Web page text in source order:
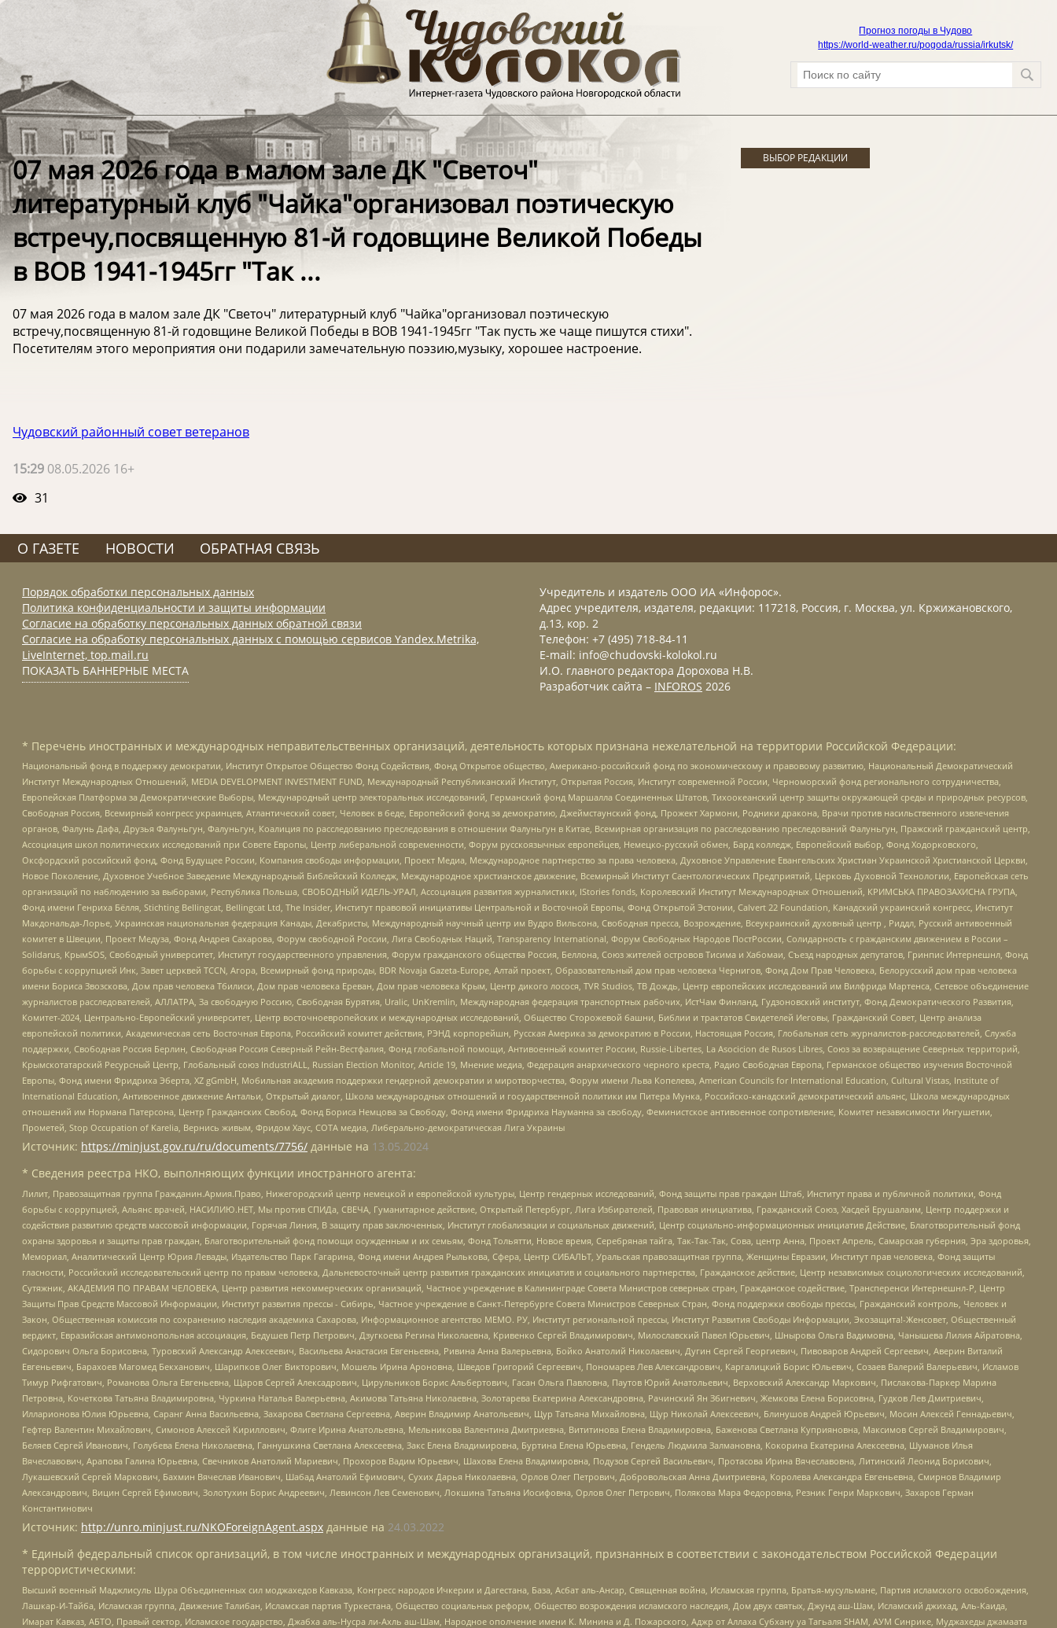
Прогноз погоды в Чудово
https://world-weather.ru/pogoda/russia/irkutsk/
07 мая 2026 года в малом зале ДК "Светоч"
литературный клуб "Чайка"организовал поэтическую
встречу,посвященную 81-й годовщине Великой Победы
в ВОВ 1941-1945гг "Так ...
07 мая 2026 года в малом зале ДК "Светоч" литературный клуб "Чайка"организовал поэтическую
встречу,посвященную 81-й годовщине Великой Победы в ВОВ 1941-1945гг "Так пусть же чаще пишутся стихи".
Посетителям этого мероприятия они подарили замечательную поэзию,музыку, хорошее настроение.
Чудовский районный совет ветеранов
15:29 08.05.2026 16+
31
ВЫБОР РЕДАКЦИИ
О ГАЗЕТЕ НОВОСТИ ОБРАТНАЯ СВЯЗЬ
Порядок обработки персональных данных
Политика конфиденциальности и защиты информации
Согласие на обработку персональных данных обратной связи
Согласие на обработку персональных данных с помощью сервисов Yandex.Metrika,
LiveInternet, top.mail.ru
ПОКАЗАТЬ БАННЕРНЫЕ МЕСТА
Учредитель и издатель ООО ИА «Инфорос».
Адрес учредителя, издателя, редакции: 117218, Россия, г. Москва, ул. Кржижановского,
д.13, кор. 2
Телефон: +7 (495) 718-84-11
E-mail: info@chudovski-kolokol.ru
И.О. главного редактора Дорохова Н.В.
Разработчик сайта – INFOROS 2026
* Перечень иностранных и международных неправительственных организаций, деятельность которых признана нежелательной на территории Российской Федерации:
Национальный фонд в поддержку демократии, Институт Открытое Общество Фонд Содействия, Фонд Открытое общество, Американо-российский фонд по экономическому и правовому развитию, Национальный Демократический
Институт Международных Отношений, MEDIA DEVELOPMENT INVESTMENT FUND, Международный Республиканский Институт, Открытая Россия, Институт современной России, Черноморский фонд регионального сотрудничества,
Европейская Платформа за Демократические Выборы, Международный центр электоральных исследований, Германский фонд Маршалла Соединенных Штатов, Тихоокеанский центр защиты окружающей среды и природных ресурсов,
Свободная Россия, Всемирный конгресс украинцев, Атлантический совет, Человек в беде, Европейский фонд за демократию, Джеймстаунский фонд, Прожект Хармони, Родники дракона, Врачи против насильственного извлечения
органов, Фалунь Дафа, Друзья Фалуньгун, Фалуньгун, Коалиция по расследованию преследования в отношении Фалуньгун в Китае, Всемирная организация по расследованию преследований Фалуньгун, Пражский гражданский центр,
Ассоциация школ политических исследований при Совете Европы, Центр либеральной современности, Форум русскоязычных европейцев, Немецко-русский обмен, Бард колледж, Европейский выбор, Фонд Ходорковского,
Оксфордский российский фонд, Фонд Будущее России, Компания свободы информации, Проект Медиа, Международное партнерство за права человека, Духовное Управление Евангельских Христиан Украинской Христианской Церкви,
Новое Поколение, Духовное Учебное Заведение Международный Библейский Колледж, Международное христианское движение, Всемирный Институт Саентологических Предприятий, Церковь Духовной Технологии, Европейская сеть
организаций по наблюдению за выборами, Республика Польша, СВОБОДНЫЙ ИДЕЛЬ-УРАЛ, Ассоциация развития журналистики, IStories fonds, Королевский Институт Международных Отношений, КРИМСЬКА ПРАВОЗАХИСНА ГРУПА,
Фонд имени Генриха Бёлля, Stichting Bellingcat, Bellingcat Ltd, The Insider, Институт правовой инициативы Центральной и Восточной Европы, Фонд Открытой Эстонии, Calvert 22 Foundation, Канадский украинский конгресс, Институт
Макдональда-Лорье, Украинская национальная федерация Канады, Декабристы, Международный научный центр им Вудро Вильсона, Свободная пресса, Возрождение, Всеукраинский духовный центр , Риддл, Русский антивоенный
комитет в Швеции, Проект Медуза, Фонд Андрея Сахарова, Форум свободной России, Лига Свободных Наций, Transparеncy International, Форум Свободных Народов ПостРоссии, Солидарность с гражданским движением в России –
Solidarus, КрымSOS, Свободный университет, Институт государственного управления, Форум гражданского общества Россия, Беллона, Союз жителей островов Тисима и Хабомаи, Съезд народных депутатов, Гринпис Интернешнл, Фонд
борьбы с коррупцией Инк, Завет церквей TCCN, Агора, Всемирный фонд природы, BDR Novaja Gazeta-Europe, Алтай проект, Образовательный дом прав человека Чернигов, Фонд Дом Прав Человека, Белорусский дом прав человека
имени Бориса Звозскова, Дом прав человека Тбилиси, Дом прав человека Ереван, Дом прав человека Крым, Центр дикого лосося, TVR Studios, ТВ Дождь, Центр европейских исследований им Вилфрида Мартенса, Сетевое объединение
журналистов расследователей, АЛЛАТРА, За свободную Россию, Свободная Бурятия, Uralic, UnKremlin, Международная федерация транспортных рабочих, ИстЧам Финланд, Гудзоновский институт, Фонд Демократического Развития,
Комитет-2024, Центрально-Европейский университет, Центр восточноевропейских и международных исследований, Общество Сторожевой башни, Библии и трактатов Свидетелей Иеговы, Гражданский Совет, Центр анализа
европейской политики, Академическая сеть Восточная Европа, Российский комитет действия, РЭНД корпорейшн, Русская Америка за демократию в России, Настоящая Россия, Глобальная сеть журналистов-расследователей, Служба
поддержки, Свободная Россия Берлин, Свободная Россия Северный Рейн-Вестфалия, Фонд глобальной помощи, Антивоенный комитет России, Russie-Libertes, La Asocicion de Rusos Libres, Союз за возвращение Северных территорий,
Крымскотатарский Ресурсный Центр, Глобальный союз IndustriALL, Russian Election Monitor, Article 19, Мнение медиа, Федерация анархического черного креста, Радио Свободная Европа, Германское общество изучения Восточной
Европы, Фонд имени Фридриха Эберта, XZ gGmbH, Мобильная академия поддержки гендерной демократии и миротворчества, Форум имени Льва Копелева, American Councils for International Education, Cultural Vistas, Institute of
International Education, Антивоенное движение Антальи, Открытый диалог, Школа международных отношений и государственной политики им Питера Мунка, Российско-канадский демократический альянс, Школа международных
отношений им Нормана Патерсона, Центр Гражданских Свобод, Фонд Бориса Немцова за Свободу, Фонд имени Фридриха Науманна за свободу, Феминистское антивоенное сопротивление, Комитет независимости Ингушетии,
Прометей, Stop Occupation of Karelia, Вернись живым, Фридом Хаус, СОТА медиа, Либерально-демократическая Лига Украины
Источник: https://minjust.gov.ru/ru/documents/7756/ данные на 13.05.2024
* Сведения реестра НКО, выполняющих функции иностранного агента:
Лилит, Правозащитная группа Гражданин.Армия.Право, Нижегородский центр немецкой и европейской культуры, Центр гендерных исследований, Фонд защиты прав граждан Штаб, Институт права и публичной политики, Фонд
борьбы с коррупцией, Альянс врачей, НАСИЛИЮ.НЕТ, Мы против СПИДа, СВЕЧА, Гуманитарное действие, Открытый Петербург, Лига Избирателей, Правовая инициатива, Гражданский Союз, Хасдей Ерушалаим, Центр поддержки и
содействия развитию средств массовой информации, Горячая Линия, В защиту прав заключенных, Институт глобализации и социальных движений, Центр социально-информационных инициатив Действие, Благотворительный фонд
охраны здоровья и защиты прав граждан, Благотворительный фонд помощи осужденным и их семьям, Фонд Тольятти, Новое время, Серебряная тайга, Так-Так-Так, Сова, центр Анна, Проект Апрель, Самарская губерния, Эра здоровья,
Мемориал, Аналитический Центр Юрия Левады, Издательство Парк Гагарина, Фонд имени Андрея Рылькова, Сфера, Центр СИБАЛЬТ, Уральская правозащитная группа, Женщины Евразии, Институт прав человека, Фонд защиты
гласности, Российский исследовательский центр по правам человека, Дальневосточный центр развития гражданских инициатив и социального партнерства, Гражданское действие, Центр независимых социологических исследований,
Сутяжник, АКАДЕМИЯ ПО ПРАВАМ ЧЕЛОВЕКА, Центр развития некоммерческих организаций, Частное учреждение в Калининграде Совета Министров северных стран, Гражданское содействие, Трансперенси Интернешнл-Р, Центр
Защиты Прав Средств Массовой Информации, Институт развития прессы - Сибирь, Частное учреждение в Санкт-Петербурге Совета Министров Северных Стран, Фонд поддержки свободы прессы, Гражданский контроль, Человек и
Закон, Общественная комиссия по сохранению наследия академика Сахарова, Информационное агентство МЕМО. РУ, Институт региональной прессы, Институт Развития Свободы Информации, Экозащита!-Женсовет, Общественный
вердикт, Евразийская антимонопольная ассоциация, Бедушев Петр Петрович, Дзугкоева Регина Николаевна, Кривенко Сергей Владимирович, Милославский Павел Юрьевич, Шнырова Ольга Вадимовна, Чанышева Лилия Айратовна,
Сидорович Ольга Борисовна, Туровский Александр Алексеевич, Васильева Анастасия Евгеньевна, Ривина Анна Валерьевна, Бойко Анатолий Николаевич, Дугин Сергей Георгиевич, Пивоваров Андрей Сергеевич, Аверин Виталий
Евгеньевич, Барахоев Магомед Бекханович, Шарипков Олег Викторович, Мошель Ирина Ароновна, Шведов Григорий Сергеевич, Пономарев Лев Александрович, Каргалицкий Борис Юльевич, Созаев Валерий Валерьевич, Исламов
Тимур Рифгатович, Романова Ольга Евгеньевна, Щаров Сергей Алексадрович, Цирульников Борис Альбертович, Гасан Ольга Павловна, Паутов Юрий Анатольевич, Верховский Александр Маркович, Пислакова-Паркер Марина
Петровна, Кочеткова Татьяна Владимировна, Чуркина Наталья Валерьевна, Акимова Татьяна Николаевна, Золотарева Екатерина Александровна, Рачинский Ян Збигневич, Жемкова Елена Борисовна, Гудков Лев Дмитриевич,
Илларионова Юлия Юрьевна, Саранг Анна Васильевна, Захарова Светлана Сергеевна, Аверин Владимир Анатольевич, Щур Татьяна Михайловна, Щур Николай Алексеевич, Блинушов Андрей Юрьевич, Мосин Алексей Геннадьевич,
Гефтер Валентин Михайлович, Симонов Алексей Кириллович, Флиге Ирина Анатольевна, Мельникова Валентина Дмитриевна, Вититинова Елена Владимировна, Баженова Светлана Куприяновна, Максимов Сергей Владимирович,
Беляев Сергей Иванович, Голубева Елена Николаевна, Ганнушкина Светлана Алексеевна, Закс Елена Владимировна, Буртина Елена Юрьевна, Гендель Людмила Залмановна, Кокорина Екатерина Алексеевна, Шуманов Илья
Вячеславович, Арапова Галина Юрьевна, Свечников Анатолий Мариевич, Прохоров Вадим Юрьевич, Шахова Елена Владимировна, Подузов Сергей Васильевич, Протасова Ирина Вячеславовна, Литинский Леонид Борисович,
Лукашевский Сергей Маркович, Бахмин Вячеслав Иванович, Шабад Анатолий Ефимович, Сухих Дарья Николаевна, Орлов Олег Петрович, Добровольская Анна Дмитриевна, Королева Александра Евгеньевна, Смирнов Владимир
Александрович, Вицин Сергей Ефимович, Золотухин Борис Андреевич, Левинсон Лев Семенович, Локшина Татьяна Иосифовна, Орлов Олег Петрович, Полякова Мара Федоровна, Резник Генри Маркович, Захаров Герман
Константинович
Источник: http://unro.minjust.ru/NKOForeignAgent.aspx данные на 24.03.2022
* Единый федеральный список организаций, в том числе иностранных и международных организаций, признанных в соответствии с законодательством Российской Федерации
террористическими:
Высший военный Маджлисуль Шура Объединенных сил моджахедов Кавказа, Конгресс народов Ичкерии и Дагестана, База, Асбат аль-Ансар, Священная война, Исламская группа, Братья-мусульмане, Партия исламского освобождения,
Лашкар-И-Тайба, Исламская группа, Движение Талибан, Исламская партия Туркестана, Общество социальных реформ, Общество возрождения исламского наследия, Дом двух святых, Джунд аш-Шам, Исламский джихад, Аль-Каида,
Имарат Кавказ, АБТО, Правый сектор, Исламское государство, Джабха аль-Нусра ли-Ахль аш-Шам, Народное ополчение имени К. Минина и Д. Пожарского, Аджр от Аллаха Субхану уа Тагьаля SHAM, АУМ Синрике, Муджахеды джамаата